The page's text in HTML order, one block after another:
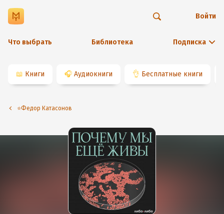
Что выбрать Библиотека Подписка
Войти
📖 Книги 🎧 Аудиокниги 👌 Бесплатные книги
⭐️Федор Катасонов